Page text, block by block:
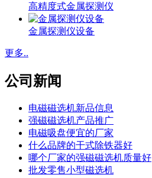
高精度式金属探测仪
金属探测仪设备
更多..
公司新闻
电磁磁选机新品信息
强磁磁选机产品推广
电磁吸盘便宜的厂家
什么品牌的干式除铁器好
哪个厂家的强磁磁选机质量好
批发零售小型磁选机